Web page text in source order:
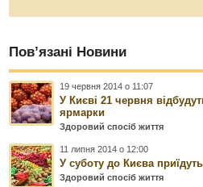
Пов’язані Новини
19 червня 2014 о 11:07
У Києві 21 червня
ярмарки
Здоровий спосіб життя
11 липня 2014 о 12:00
У суботу до Києва
Здоровий спосіб життя